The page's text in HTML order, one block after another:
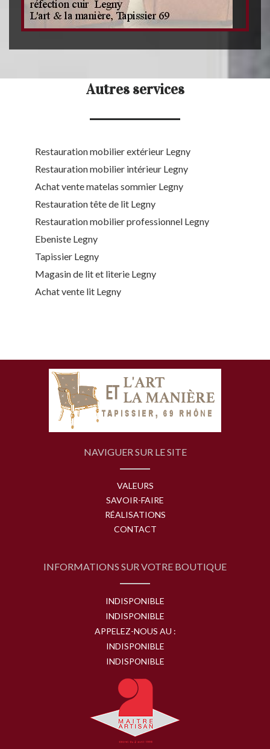
Autres services
Restauration mobilier extérieur Legny
Restauration mobilier intérieur Legny
Achat vente matelas sommier Legny
Restauration tête de lit Legny
Restauration mobilier professionnel Legny
Ebeniste Legny
Tapissier Legny
Magasin de lit et literie Legny
Achat vente lit Legny
NAVIGUER SUR LE SITE
VALEURS
SAVOIR-FAIRE
RÉALISATIONS
CONTACT
INFORMATIONS SUR VOTRE BOUTIQUE
INDISPONIBLE
INDISPONIBLE
APPELEZ-NOUS AU :
INDISPONIBLE
INDISPONIBLE